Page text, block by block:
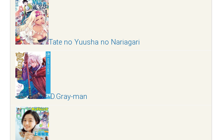
Tate no Yuusha no Nariagari
D.Gray-man